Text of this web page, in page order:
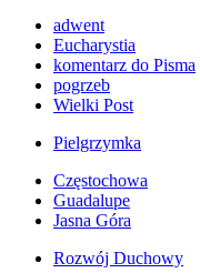
adwent
Eucharystia
komentarz do Pisma
pogrzeb
Wielki Post
Pielgrzymka
Częstochowa
Guadalupe
Jasna Góra
Rozwój Duchowy